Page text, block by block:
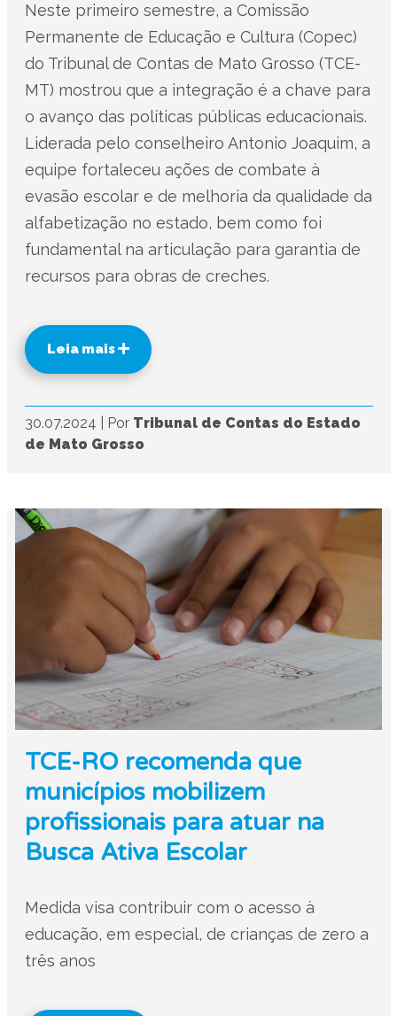
Neste primeiro semestre, a Comissão
Permanente de Educação e Cultura (Copec)
do Tribunal de Contas de Mato Grosso (TCE-
MT) mostrou que a integração é a chave para
o avanço das políticas públicas educacionais.
Liderada pelo conselheiro Antonio Joaquim, a
equipe fortaleceu ações de combate à
evasão escolar e de melhoria da qualidade da
alfabetização no estado, bem como foi
fundamental na articulação para garantia de
recursos para obras de creches.
Leia mais
30.07.2024 Por Tribunal de Contas do Estado
de Mato Grosso
TCE-RO recomenda que
municípios mobilizem
profissionais para atuar na
Busca Ativa Escolar
Medida visa contribuir com o acesso à
educação, em especial, de crianças de zero a
três anos